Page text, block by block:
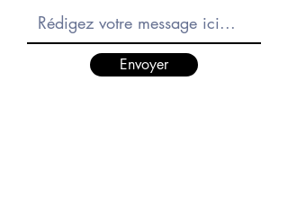
Envoyer